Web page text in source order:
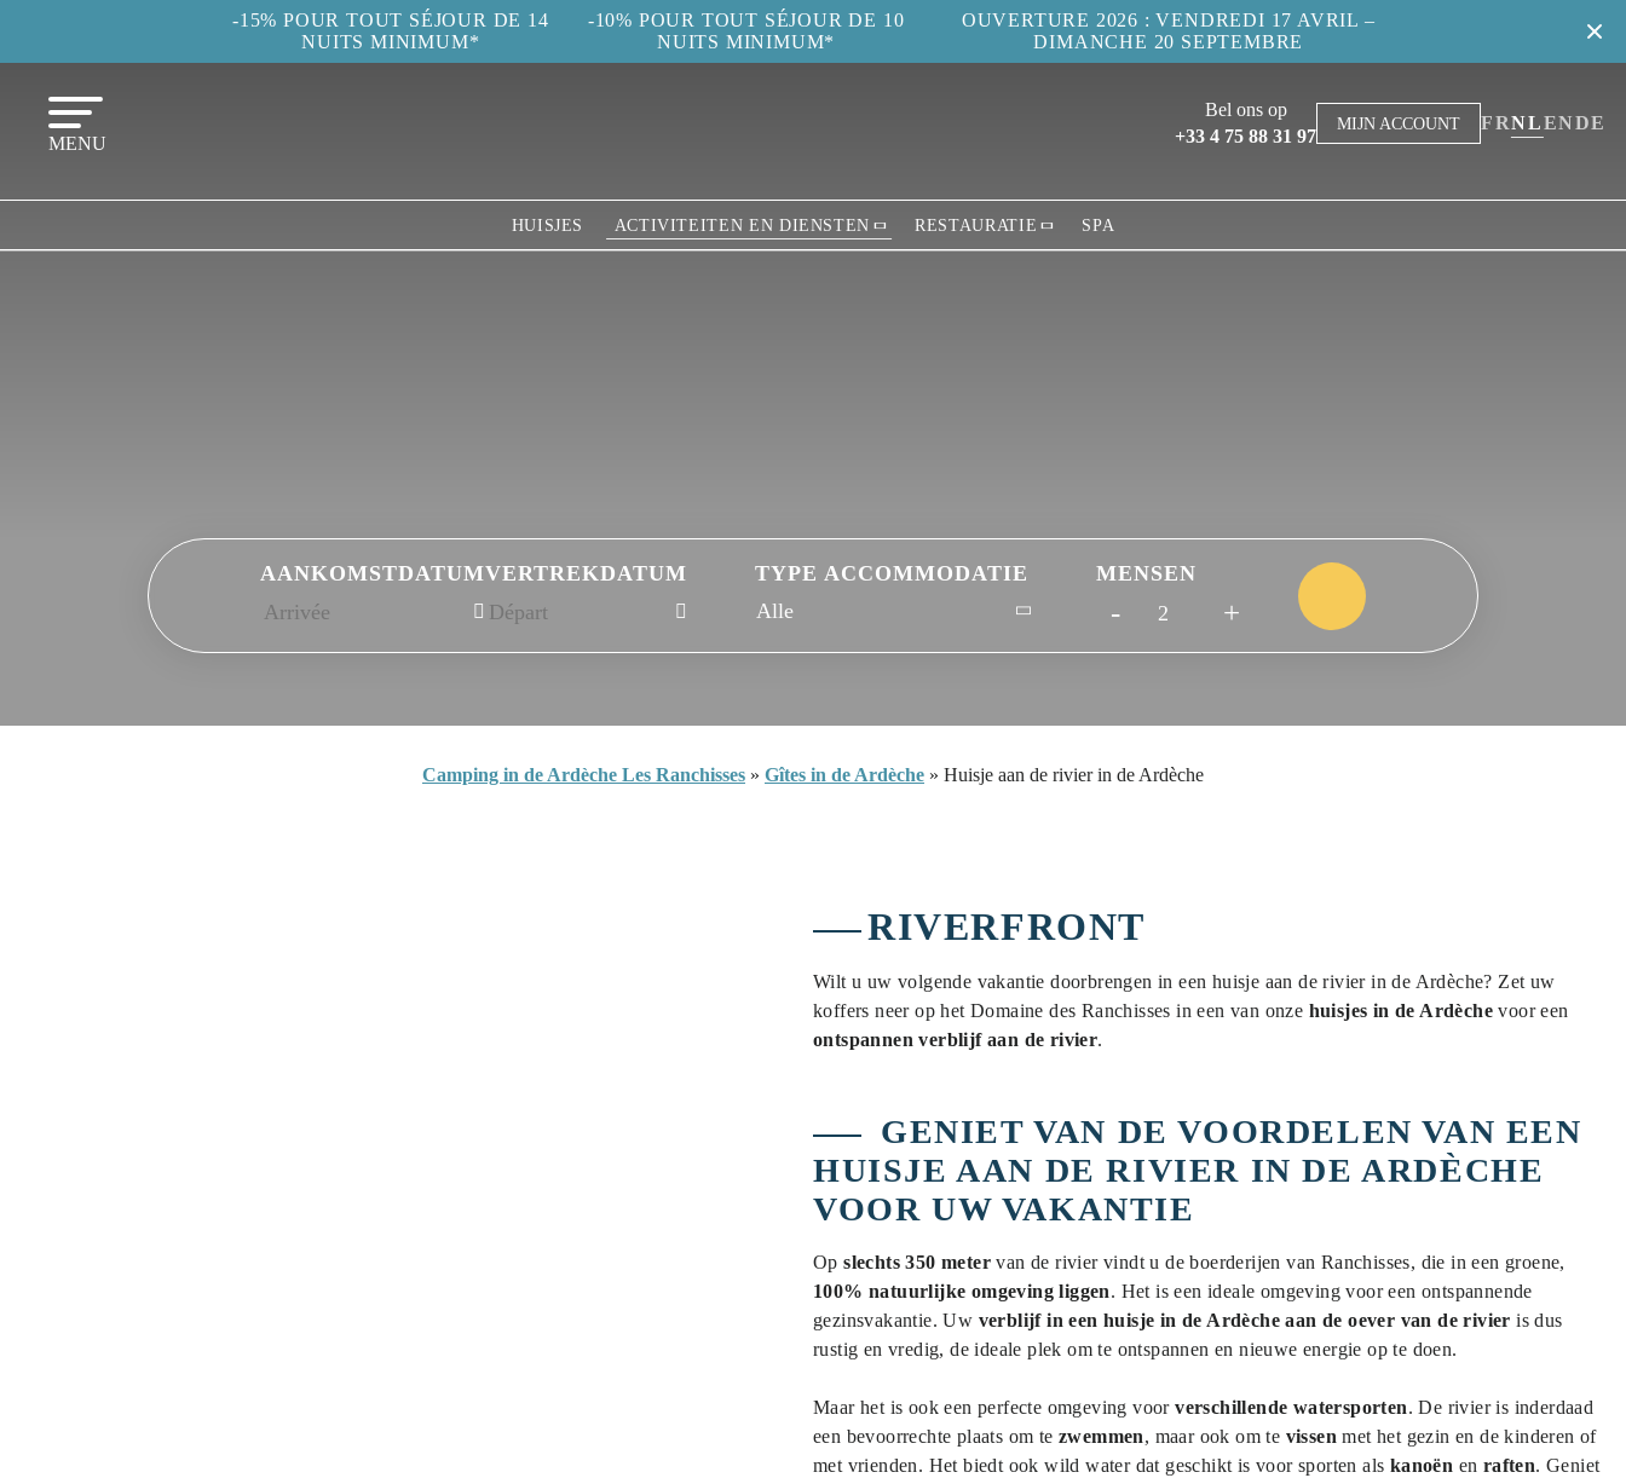
-15% POUR TOUT SÉJOUR DE 14
NUITS MINIMUM*
-10% POUR TOUT SÉJOUR DE 10
NUITS MINIMUM*
OUVERTURE 2026 : VENDREDI 17 AVRIL –
DIMANCHE 20 SEPTEMBRE
MENU
Bel ons op
+33 4 75 88 31 97
MIJN ACCOUNT FR EN
NL DE
HUISJES ACTIVITEITEN EN DIENSTEN RESTAURATIE SPA
AANKOMSTDATUMVERTREKDATUM TYPE ACCOMMODATIE MENSEN
- +
Camping in de Ardèche Les Ranchisses » Gîtes in de Ardèche » Huisje aan de rivier in de Ardèche
RIVERFRONT
Wilt u uw volgende vakantie doorbrengen in een huisje aan de rivier in de Ardèche? Zet uw
koffers neer op het Domaine des Ranchisses in een van onze huisjes in de Ardèche voor een
ontspannen verblijf aan de rivier.
GENIET VAN DE VOORDELEN VAN EEN
HUISJE AAN DE RIVIER IN DE ARDÈCHE
VOOR UW VAKANTIE
Opslechts 350 meter van de rivier vindt u de boerderijen van Ranchisses, die in een groene,
100% natuurlijke omgeving liggen. Het is een ideale omgeving voor een ontspannende
gezinsvakantie. Uw verblijf in een huisje in de Ardèche aan de oever van de rivier is dus
rustig en vredig, de ideale plek om te ontspannen en nieuwe energie op te doen.
Maar het is ook een perfecte omgeving voorverschillende watersporten. De rivier is inderdaad
een bevoorrechte plaats om te zwemmen, maar ook om te vissenmet het gezin en de kinderen of
met vrienden. Het biedt ook wild water dat geschikt is voor sporten als kanoën en raften. Geniet